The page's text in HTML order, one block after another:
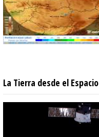
La Tierra desde el Espacio